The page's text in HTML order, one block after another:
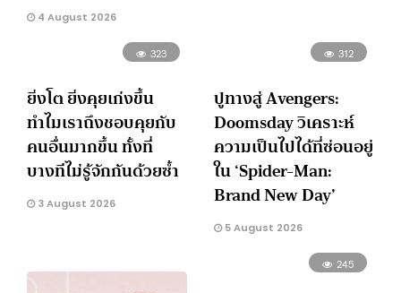
4 August 2026
323
ยิ่งโต ยิ่งคุยเก่งขึ้น
ทำไมเราถึงชอบคุยกับ
คนอื่นมากขึ้น ทั้งที่
บางทีไม่รู้จักกันด้วยซ้ำ
3 August 2026
312
ปูทางสู่ Avengers:
Doomsday วิเคราะห์
ความเป็นไปได้ที่ซ่อนอยู่
ใน ‘Spider-Man:
Brand New Day’
5 August 2026
245